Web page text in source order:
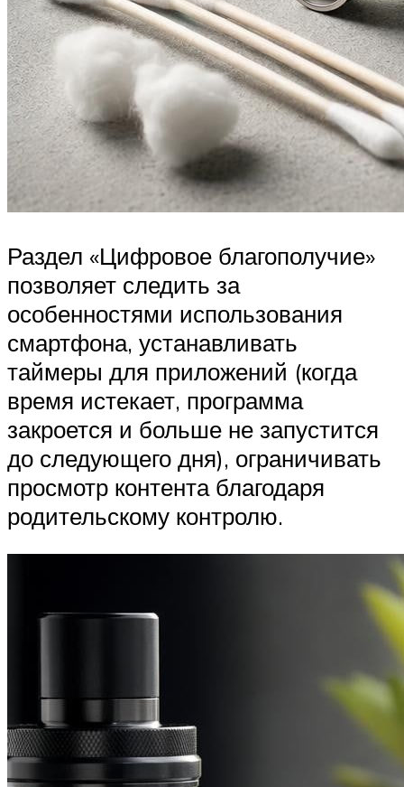
Раздел «Цифровое благополучие»
позволяет следить за
особенностями использования
смартфона, устанавливать
таймеры для приложений (когда
время истекает, программа
закроется и больше не запустится
до следующего дня), ограничивать
просмотр контента благодаря
родительскому контролю.